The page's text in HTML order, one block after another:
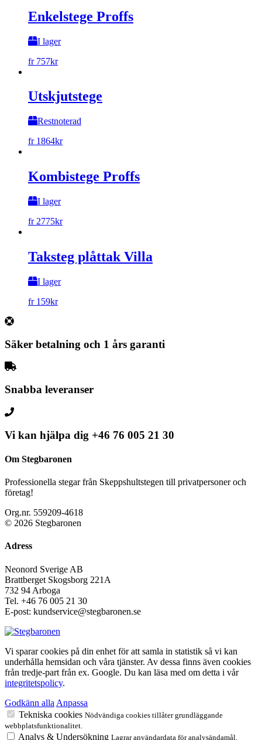
Enkelstege Proffs
I lager
fr 757kr
Utskjutstege
Restnoterad
fr 1864kr
Kombistege Proffs
I lager
fr 2775kr
Taksteg plåttak Villa
I lager
fr 159kr
Säker betalning och 1 års garanti
Snabba leveranser
Vi kan hjälpa dig +46 76 005 21 30
Om Stegbaronen
Professionella stegar från Skeppshultstegen till privatpersoner och
företag!
Org.nr. 559209-4618
© 2026 Stegbaronen
Adress
Neonord Sverige AB
Brattberget Skogsborg 221A
732 94 Arboga
Tel. +46 76 005 21 30
E-post: kundservice@stegbaronen.se
Vi sparar cookies på din enhet för att samla in statistik så vi kan
underhålla hemsidan och våra tjänster. Av dessa finns även cookies
från tredje-part från ex. Google. Du kan läsa med om detta i vår
integritetspolicy.
Godkänn alla Anpassa
Tekniska cookies Nödvändiga cookies tillåter grundläggande
webbplatsfunktionalitet.
Analys & Undersökning Lagrar användardata för analysändamål.